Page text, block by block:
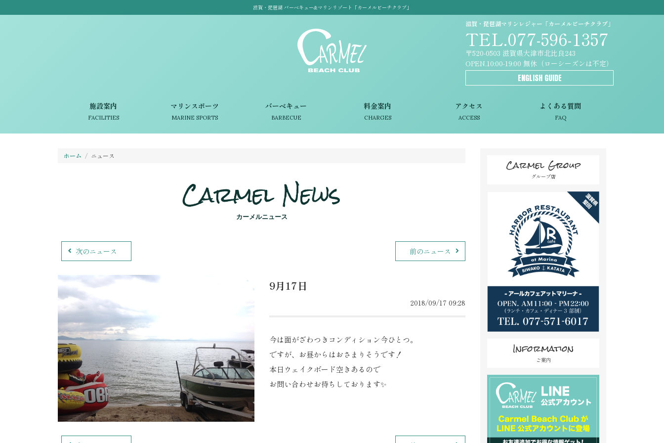
滋賀・琵琶湖 バーベキュー&マリンリゾート「カーメルビーチクラブ」
施設案内
FACILITIES
マリンスポーツ
MARINE SPORTS
バーベキュー
BARBECUE
料金案内
CHARGES
アクセス
ACCESS
よくある質問
FAQ
滋賀・琵琶湖マリンレジャー「カーメルビーチクラブ」
TEL.077-596-1357
〒520-0503 滋賀県大津市北比良243
OPEN.10:00-19:00 無休（ローシーズンは不定）
ENGLISH GUIDE
ホーム ニュース
Carmel News
カーメルニュース
次のニュース 前のニュース
9月17日
2018/09/17 09:28
今は面がざわつきコンディション今ひとつ。
ですが、お昼からはおさまりそうです！
本日ウェイクボード空きあるので
お問い合わせお待ちしております✨
Carmel Group
グループ店
Information
ご案内